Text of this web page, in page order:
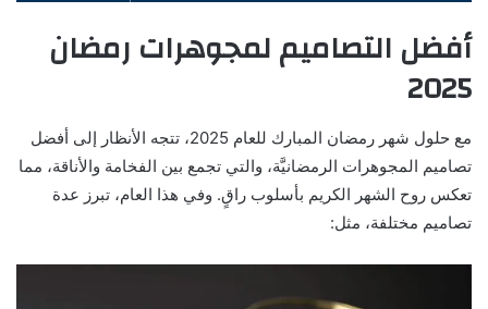
أفضل التصاميم لمجوهرات رمضان
2025
مع حلول شهر رمضان المبارك للعام 2025، تتجه الأنظار إلى أفضل
تصاميم المجوهرات الرمضانيَّة، والتي تجمع بين الفخامة والأناقة، مما
تعكس روح الشهر الكريم بأسلوب راقٍ. وفي هذا العام، تبرز عدة
تصاميم مختلفة، مثل: